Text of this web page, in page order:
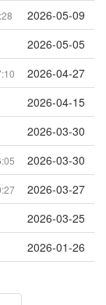
2026-05-09
2026-05-05
2026-04-27
2026-04-15
2026-03-30
2026-03-30
2026-03-27
2026-03-25
2026-01-26